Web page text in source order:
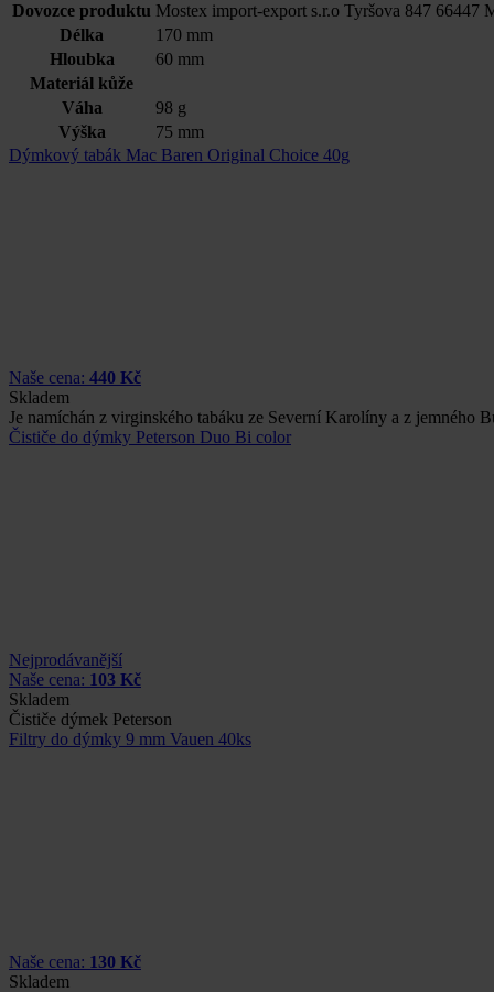
Dovozce produktu Mostex import-export s.r.o Tyršova 847 66447
Délka
170 mm
Hloubka
60 mm
Materiál kůže
Váha
98 g
Výška
75 mm
Dýmkový tabák Mac Baren Original Choice 40g
Naše cena: 440 Kč
Skladem
Je namíchán z virginského tabáku ze Severní Karolíny a z jemného
Čističe do dýmky Peterson Duo Bi color
Nejprodávanější
Naše cena: 103 Kč
Skladem
Čističe dýmek Peterson
Filtry do dýmky 9 mm Vauen 40ks
Naše cena: 130 Kč
Skladem